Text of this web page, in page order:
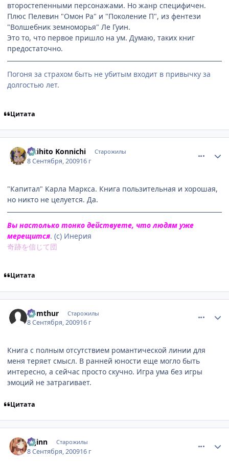
второстепенными персонажами. Но жанр специфичен.
Плюс Пелевин "Омон Ра" и "Поколение П", из фентези
"Волшебник земноморья" Ле Гуин.
Это то, что первое пришло на ум. Думаю, таких книг
предостаточно.
Погоня за страхом быть не убитым входит в привычку за
долгостью лет.
Цитата
Akihito Konnichi Старожилы
8 Сентября, 200916 г
"Капитал" Карла Маркса. Книга пользительная и хорошая,
но никто не целуется. Да.
Вы настолько тонко действуете, что людям уже
мерещится. (с) Инерия
奇跡を信じて団
Цитата
Komthur Старожилы
8 Сентября, 200916 г
Книга с полным отсутствием романтической линии для
меня теряет смысл. В ранней юности еще могло быть
интересно, а сейчас просто скучно. Игра ума без игры
эмоций не затрагивает.
Цитата
u-jinn Старожилы
8 Сентября, 200916 г